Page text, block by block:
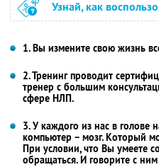
Узнай, как
1. Вы измените свою жизнь
2. Тренинг проводит
тренер с большим
сфере НЛП.
3. У каждого из нас в
компьютер – мозг. Который
При условии, что Вы умеете
обращаться. И говорите с